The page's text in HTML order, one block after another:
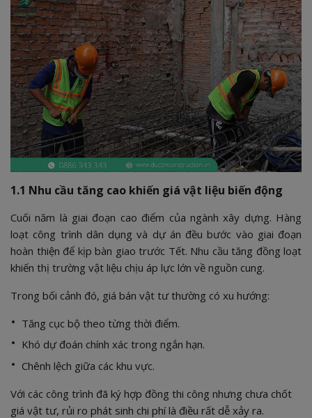
1.1 Nhu cầu tăng cao khiến giá vật liệu biến động
Cuối năm là giai đoạn cao điểm của ngành xây dựng. Hàng
loạt công trình dân dụng và dự án đều bước vào giai đoạn
hoàn thiện để kịp bàn giao trước Tết. Nhu cầu tăng đồng loạt
khiến thị trường vật liệu chịu áp lực lớn về nguồn cung.
Trong bối cảnh đó, giá bán vật tư thường có xu hướng:
Tăng cục bộ theo từng thời điểm.
Khó dự đoán chính xác trong ngắn hạn.
Chênh lệch giữa các khu vực.
Với các công trình đã ký hợp đồng thi công nhưng chưa chốt
giá vật tư, rủi ro phát sinh chi phí là điều rất dễ xảy ra.